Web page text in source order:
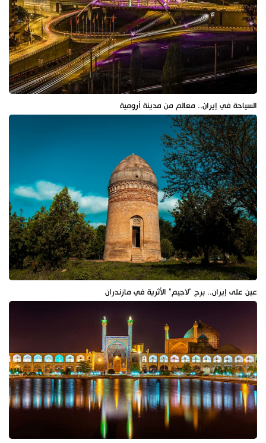
السياحة في إيران.. معالم من مدينة أرومية
عين على إيران.. برج "لاجيم" الأثرية في مازندران